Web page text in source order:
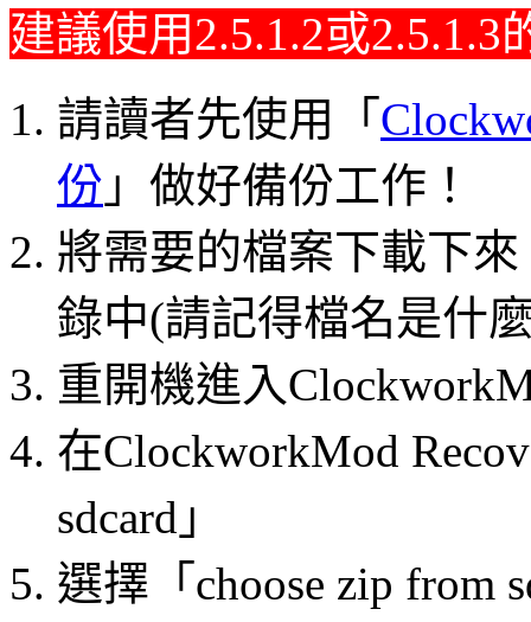
建議使用2.5.1.2或2.5.1.3
請讀者先使用「
份 」做好備份工作！
將需要的檔案下載下
錄中(請記得檔名是什
重開機進入
在ClockworkMod
sdcard」
選擇「choose zip from